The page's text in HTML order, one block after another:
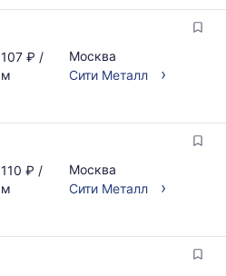
107 ₽ /
м
Москва
Сити Металл
›
110 ₽ /
м
Москва
Сити Металл
›